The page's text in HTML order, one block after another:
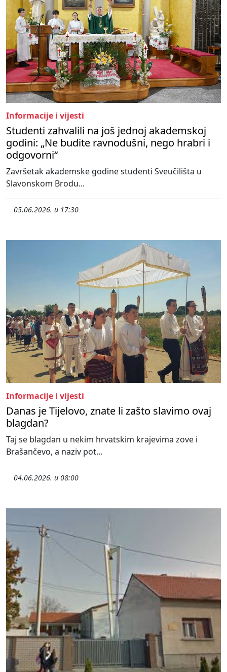
Informacije i vijesti
Studenti zahvalili na još jednoj akademskoj
godini: „Ne budite ravnodušni, nego hrabri i
odgovorni“
Završetak akademske godine studenti Sveučilišta u
Slavonskom Brodu...
05.06.2026. u 17:30
Informacije i vijesti
Danas je Tijelovo, znate li zašto slavimo ovaj
blagdan?
Taj se blagdan u nekim hrvatskim krajevima zove i
Brašančevo, a naziv pot...
04.06.2026. u 08:00